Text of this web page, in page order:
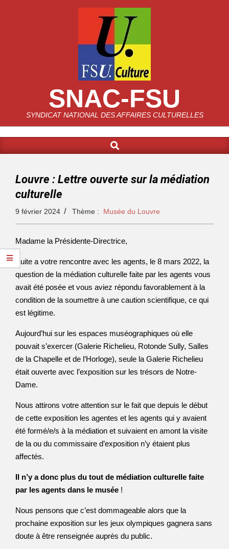
SNAC-FSU
SYNDICAT NATIONAL DES AFFAIRES CULTURELLES
Louvre : Lettre ouverte sur la médiation
culturelle
9 février 2024 Thème : Musée du Louvre
Madame la Présidente-Directrice,
Suite a votre rencontre avec les agents, le 8 mars 2022, la
question de la médiation culturelle faite par les agents vous
avait été posée et vous aviez répondu favorablement à la
condition de la soumettre à une caution scientifique, ce qui
est légitime.
Aujourd’hui sur les espaces muséographiques où elle
pouvait s’exercer (Galerie Richelieu, Rotonde Sully, Salles
de la Chapelle et de l’Horloge), seule la Galerie Richelieu
était ouverte avec l’exposition sur les trésors de Notre-
Dame.
Nous attirons votre attention sur le fait que depuis le début
de cette exposition les agentes et les agents qui y avaient
été formé/e/s à la médiation et suivaient en amont la visite
de la ou du commissaire d’exposition n’y étaient plus
affectés.
Il n’y a donc plus du tout de médiation culturelle faite
par les agents dans le musée !
Nous pensons que c’est dommageable alors que la
prochaine exposition sur les jeux olympiques gagnera sans
doute à être renseignée auprès du public.